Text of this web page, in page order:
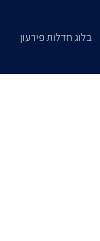
בלוג חדלות פירעון